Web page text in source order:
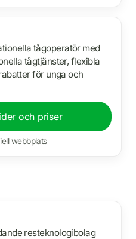
tågoperatör med
tågtjänster, flexibla
för unga och
och priser
webbplats
resteknologibolag